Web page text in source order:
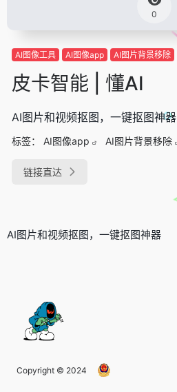
0
AI图像工具 AI图像app AI图片背景移除
皮卡智能 | 懂AI
AI图片和视频抠图，一键抠图神器
标签： AI图像app AI图片背景移除
链接直达
AI图片和视频抠图，一键抠图神器
Copyright © 2024